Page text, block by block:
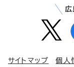
サイトマップ 個人